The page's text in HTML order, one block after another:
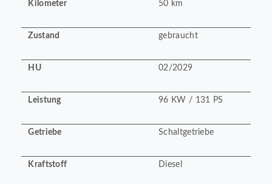
Kilometer 50 km
Zustand gebraucht
HU 02/2029
Leistung 96 KW / 131 PS
Getriebe Schaltgetriebe
Kraftstoff Diesel